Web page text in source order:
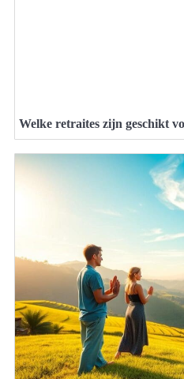
Welke retraites zijn geschikt